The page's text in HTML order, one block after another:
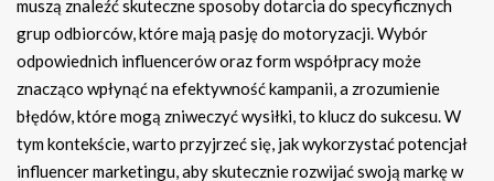
muszą znaleźć skuteczne sposoby dotarcia do specyficznych
grup odbiorców, które mają pasję do motoryzacji. Wybór
odpowiednich influencerów oraz form współpracy może
znacząco wpłynąć na efektywność kampanii, a zrozumienie
błędów, które mogą zniweczyć wysiłki, to klucz do sukcesu. W
tym kontekście, warto przyjrzeć się, jak wykorzystać potencjał
influencer marketingu, aby skutecznie rozwijać swoją markę w